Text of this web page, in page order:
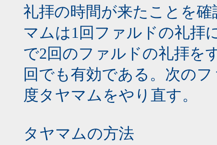
礼拝の時間が来たことを
マムは1回ファルドの礼拝
で2回のファルドの礼拝を
回でも有効である。次の
度タヤマムをやり直す。
タヤマムの方法